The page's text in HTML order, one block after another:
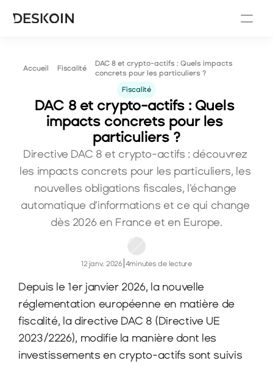
Accueil Fiscalité
DAC 8 et crypto-actifs : Quels impacts
concrets pour les particuliers ?
Fiscalité
DAC 8 et crypto-actifs : Quels
impacts concrets pour les
particuliers ?
Directive DAC 8 et crypto-actifs : découvrez
les impacts concrets pour les particuliers, les
nouvelles obligations fiscales, l’échange
automatique d’informations et ce qui change
dès 2026 en France et en Europe.
12 janv. 2026 4minutes de lecture
Depuis le 1er janvier 2026, la nouvelle
réglementation européenne en matière de
fiscalité, la directive DAC 8 (Directive UE
2023/2226), modifie la manière dont les
investissements en crypto-actifs sont suivis